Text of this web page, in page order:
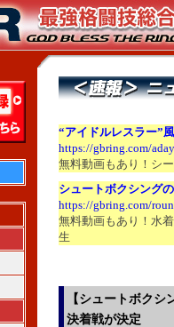
“アイドルレスラー”
https://gbring.com/
無料動画もあり！シ
シュートボクシング
https://gbring.com/
無料動画もあり！水
生
【シュートボク
決着戦が決定